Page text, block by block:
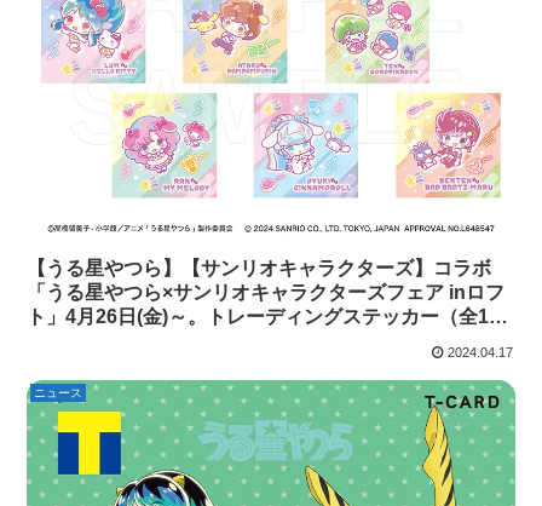
【うる星やつら】【サンリオキャラクターズ】コラボ
「うる星やつら×サンリオキャラクターズフェア inロフ
ト」4月26日(金)～。トレーディングステッカー（全10
2024.04.17
ニュース